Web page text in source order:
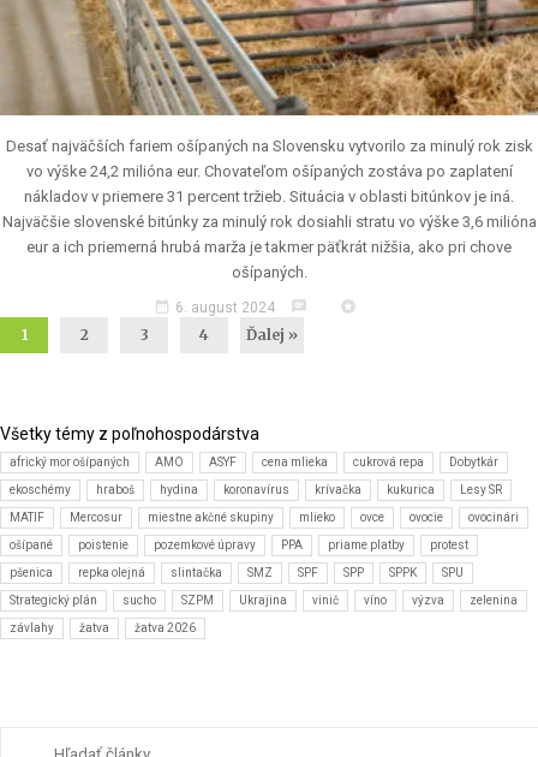
Desať najväčších fariem ošípaných na Slovensku vytvorilo za minulý rok zisk
vo výške 24,2 milióna eur. Chovateľom ošípaných zostáva po zaplatení
nákladov v priemere 31 percent tržieb. Situácia v oblasti bitúnkov je iná.
Najväčšie slovenské bitúnky za minulý rok dosiahli stratu vo výške 3,6 milióna
eur a ich priemerná hrubá marža je takmer päťkrát nižšia, ako pri chove
ošípaných.
date_range 6. august 2024 chat stars
1 2 3 4 Ďalej »
Všetky témy z poľnohospodárstva
africký mor ošípaných AMO ASYF cena mlieka cukrová repa Dobytkár
ekoschémy hraboš hydina koronavírus krívačka kukurica Lesy SR
MATIF Mercosur miestne akčné skupiny mlieko ovce ovocie ovocinári
ošípané poistenie pozemkové úpravy PPA priame platby protest
pšenica repka olejná slintačka SMZ SPF SPP SPPK SPU
Strategický plán sucho SZPM Ukrajina vinič víno výzva zelenina
závlahy žatva žatva 2026